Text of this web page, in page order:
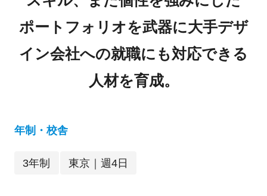
ポートフォリオを武器に大手デザ
イン会社への就職にも対応できる
人材を育成。
年制・校舎
3年制 東京｜週4日